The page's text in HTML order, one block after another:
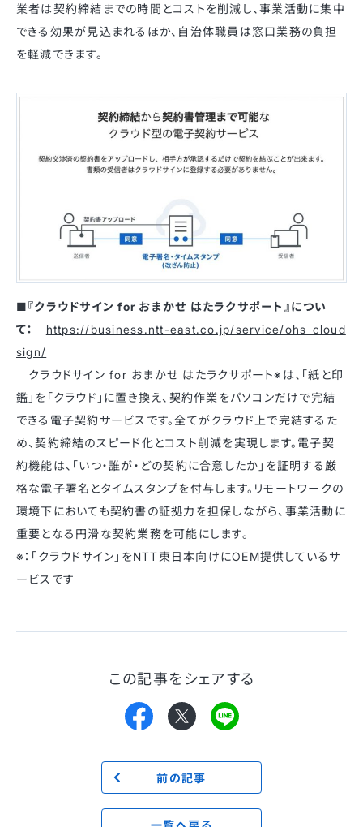
業者は契約締結までの時間とコストを削減し、事業活動に集中
できる効果が見込まれるほか、自治体職員は窓口業務の負担
を軽減できます。
■『クラウドサイン for おまかせ はたラクサポート』につい
て：
https://business.ntt-east.co.jp/service/ohs_cloud
sign/
クラウドサイン for おまかせ はたラクサポート※は、「紙と印
鑑」を「クラウド」に置き換え、契約作業をパソコンだけで完結
できる電子契約サービスです。全てがクラウド上で完結するた
め、契約締結のスピード化とコスト削減を実現します。電子契
約機能は、「いつ・誰が・どの契約に合意したか」を証明する厳
格な電子署名とタイムスタンプを付与します。リモートワークの
環境下においても契約書の証拠力を担保しながら、事業活動に
重要となる円滑な契約業務を可能にします。
※：「クラウドサイン」をNTT東日本向けにOEM提供しているサ
ービスです
この記事をシェアする
前の記事